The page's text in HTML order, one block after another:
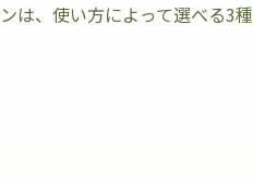
は、使い方によって選べる3